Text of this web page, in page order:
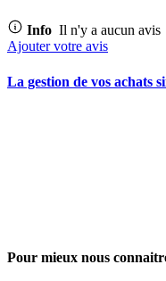
Info Il n'y a aucun avis
Ajouter votre avis
La gestion de vos achats
Pour mieux nous